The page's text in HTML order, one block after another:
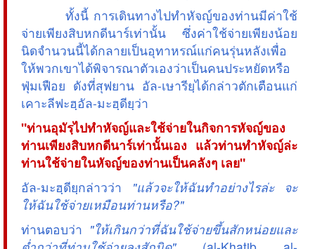
ทั้งนี้ การเดินทางไปทำหัจญ์ของท่านมีค่าใช้
จ่ายเพียงสิบหกดีนาร์เท่านั้น ซึ่งค่าใช้จ่ายเพียงน้อย
นิดจำนวนนี้ได้กลายเป็นอุทาหรณ์แก่คนรุ่นหลังเพื่อ
ให้พวกเขาได้พิจารณาตัวเองว่าเป็นคนประหยัดหรือ
ฟุ่มเฟือย ดังที่สุฟยาน อัล-เษารียฺได้กล่าวตักเตือนแก่
เคาะลีฟะฮฺอัล-มะฮฺดียฺว่า
"ท่านอุมัรฺไปทำหัจญ์และใช้จ่ายในกิจการหัจญ์ของ
ท่านเพียงสิบหกดีนาร์เท่านั้นเอง แล้วท่านทำหัจญ์ล่ะ
ท่านใช้จ่ายในหัจญ์ของท่านเป็นคลังๆ เลย"
อัล-มะฮฺดียฺกล่าวว่า "แล้วจะให้ฉันทำอย่างไรล่ะ จะ
ให้ฉันใช้จ่ายเหมือนท่านหรือ?"
ท่านตอบว่า "ให้เกินกว่าที่ฉันใช้จ่ายขึ้นสักหน่อยและ